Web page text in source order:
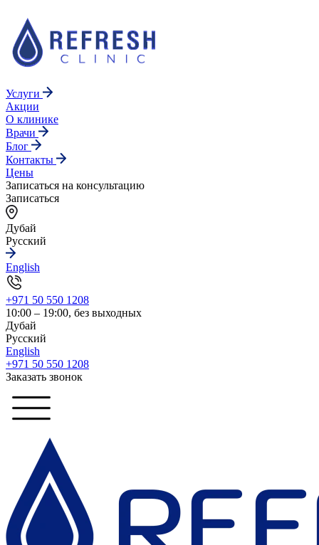
Услуги
Акции
О клинике
Врачи
Блог
Контакты
Цены
Записаться на консультацию
Записаться
Дубай
Русский
English
+971 50 550 1208
10:00 – 19:00, без выходных
Дубай
Русский
English
+971 50 550 1208
Заказать звонок